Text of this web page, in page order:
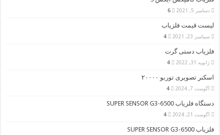
دسامبر 5, 2021 6
لیست قیمت فلزیاب
سپتامبر 23, 2021 4
فلزیاب دستی گرت
ژانویه 31, 2022 4
اسکنر تصویری توربو ۲۰۰۰۰
آگوست 7, 2024 4
دستگاه فلزیاب SUPER SENSOR G3-6500
آگوست 21, 2024 4
فلزیاب SUPER SENSOR G3-6500